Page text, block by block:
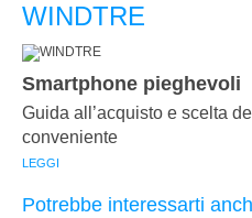
WINDTRE
Smartphone pieghevoli
Guida all’acquisto e scelta
conveniente
LEGGI